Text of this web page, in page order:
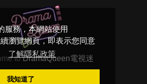
服務，本網站使用
瀏覽網頁，即表示您同意
了解隱私政策
我知道了
toDramaQueen電視迷